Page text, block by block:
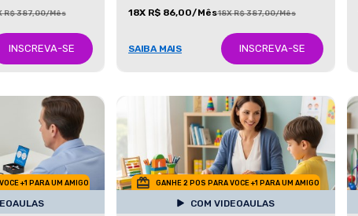
R$ 387,00/Mês
INSCREVA-SE
18X R$ 86,00/Mês18X R$ 387,00/Mês
SAIBA MAIS INSCREVA-SE
+1 PARA UM AMIGO GANHE 2 POS PARA VOCE +1 PARA UM AMIGO
COM VIDEOAULAS